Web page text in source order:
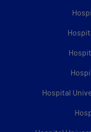
Hospital